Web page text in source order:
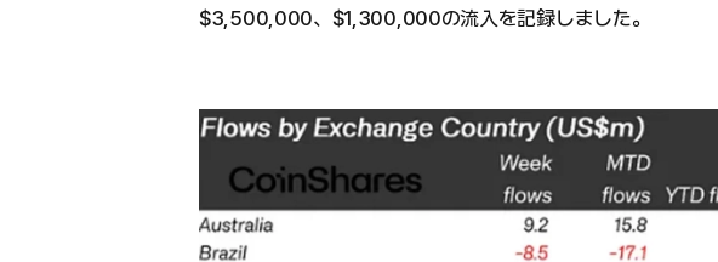
$3,500,000、$1,300,000の流入を記録しました。